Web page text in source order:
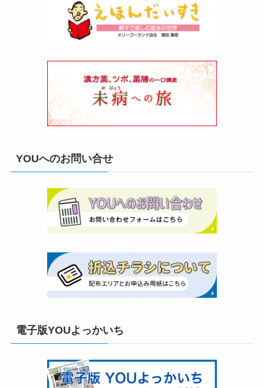
YOUへのお問い合せ
電子版YOUよっかいち